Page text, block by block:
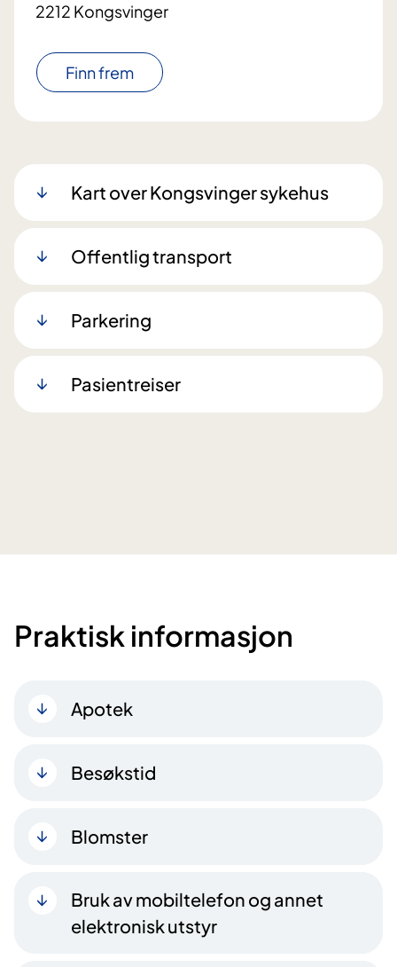
2212 Kongsvinger
Finn frem
Kart over Kongsvinger sykehus
Offentlig transport
Parkering
Pasientreiser
Praktisk informasjon
Apotek
Besøkstid
Blomster
Bruk av mobiltelefon og annet
elektronisk utstyr